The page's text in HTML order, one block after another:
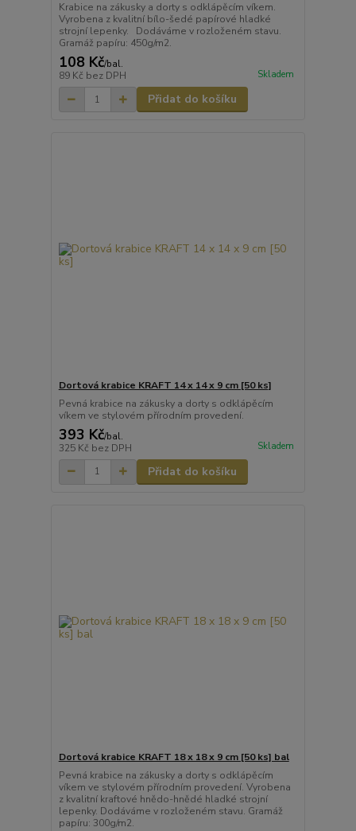
Krabice na zákusky a dorty s odklápěcím víkem.
Vyrobena z kvalitní bílo-šedé papírové hladké
strojní lepenky. Dodáváme v rozloženém stavu.
Gramáž papíru: 450g/m2.
108 Kč/bal.
89 Kč bez DPH Skladem
Přidat do košíku
Dortová krabice KRAFT 14 x 14 x 9 cm [50 ks]
Pevná krabice na zákusky a dorty s odklápěcím
víkem ve stylovém přírodním provedení.
393 Kč/bal.
325 Kč bez DPH Skladem
Přidat do košíku
Dortová krabice KRAFT 18 x 18 x 9 cm [50 ks] bal
Pevná krabice na zákusky a dorty s odklápěcím
víkem ve stylovém přírodním provedení. Vyrobena
z kvalitní kraftové hnědo-hnědé hladké strojní
lepenky. Dodáváme v rozloženém stavu. Gramáž
papíru: 300g/m2.